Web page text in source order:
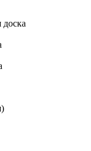
доска